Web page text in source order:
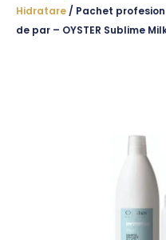
Hidratare / Pachet
de par – OYSTER Sublime